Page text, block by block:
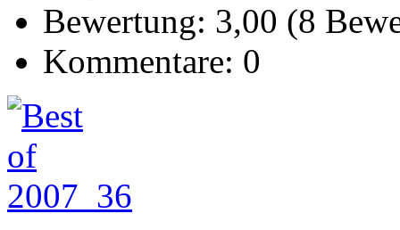
Bewertung: 3,00 (8
Kommentare: 0